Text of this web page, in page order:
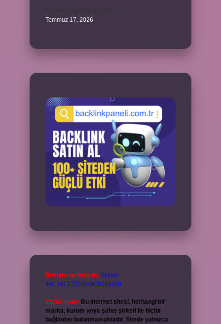
Temmuz 17, 2026
Reklam ve İletişim: Skype:
live:.cid.575569c608265c69
Yasal Uyarı: Bu internet sitesi, herhangi bir
marka, kurum veya şahıs şirketi ile hiçbir
bağlantısı bulunmamaktadır. Sitede yalnızca